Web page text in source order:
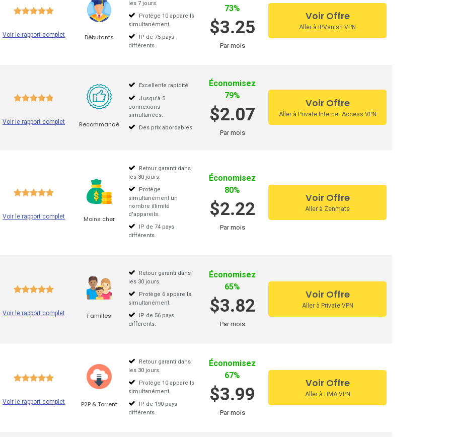
Mullvad
Privatevpn
Programme de modification de l’IP
Firefox VPN
Windows VPN
Linux VPN
Voir le rapport complet Débutants
les 7 jours.
Protège 10 appareils
simultanément.
IP de 75 pays
différents.
73%
$3.25
Par mois
Voir Offre
Aller à IPVanish VPN
Voir le rapport complet Recommandé
Excellente rapidité.
Jusqu'à 5
connexions
simultanées.
Des prix abordables.
Économisez
79%
$2.07
Par mois
Voir Offre
Aller à Private Internet Access VPN
Voir le rapport complet Moins cher
Retour garanti dans
les 30 jours.
Protège
simultanément un
nombre illimité
d'appareils.
IP de 74 pays
différents.
Économisez
80%
$2.22
Par mois
Voir Offre
Aller à Zenmate
Voir le rapport complet Familles
Retour garanti dans
les 30 jours.
Protège 6 appareils
simultanément.
IP de 56 pays
différents.
Économisez
65%
$3.82
Par mois
Voir Offre
Aller à Private VPN
Voir le rapport complet P2P & Torrent
Retour garanti dans
les 30 jours.
Protège 10 appareils
simultanément.
IP de 190 pays
différents.
Économisez
67%
$3.99
Par mois
Voir Offre
Aller à HMA VPN